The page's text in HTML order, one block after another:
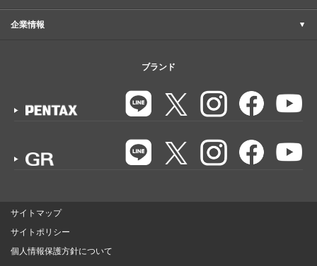
企業情報
ブランド
サイトマップ
サイトポリシー
個人情報保護方針について